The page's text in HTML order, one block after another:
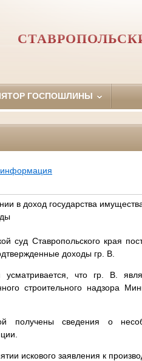
ГОСПОШЛИНЫ
информация
в доход государства
суд Ставропольского края
доходы гр. В.
усматривается, что гр. В.
строительного надзора
получены сведения о
искового заявления к